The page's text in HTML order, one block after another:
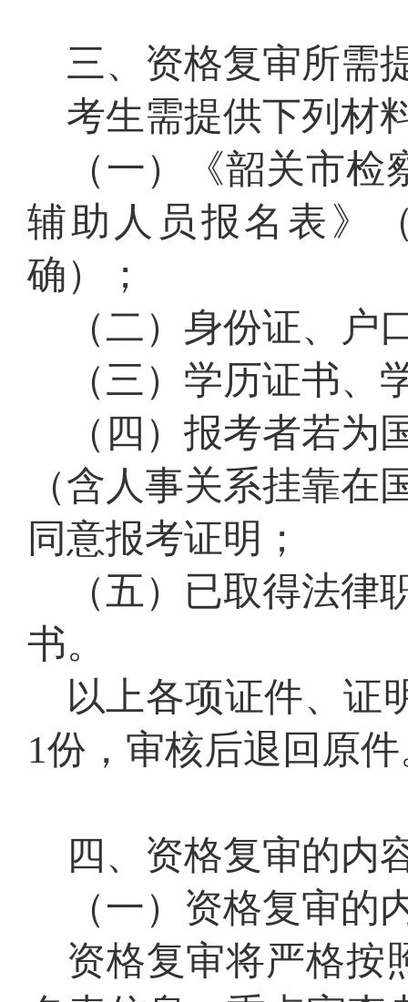
三、 资格复审所需
考生需提供下列材
（一）《韶关市检
辅助人员报名表》
确）
；
（二）身份证、户
（三 ）学历证书、
（ 四 ）报考者若为
（含人事关系挂靠
同意报考证明；
（五）已取得法律
书。
以上各项证件、证
1份，审核后退回原
四、 资格复审的内
（一） 资格复审的
资格复审将严格按